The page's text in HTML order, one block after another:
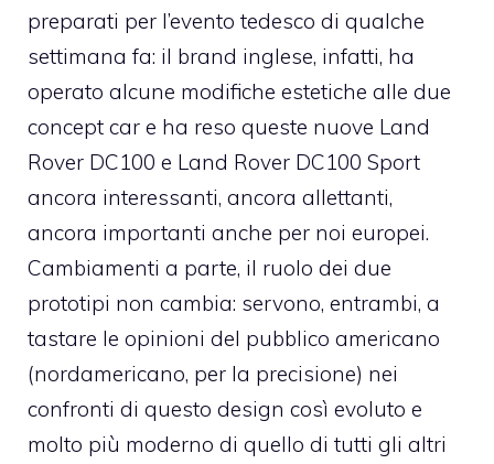
preparati per l’evento tedesco di qualche
settimana fa: il brand inglese, infatti, ha
operato alcune modifiche estetiche alle due
concept car e ha reso queste nuove Land
Rover DC100 e Land Rover DC100 Sport
ancora interessanti, ancora allettanti,
ancora importanti anche per noi europei.
Cambiamenti a parte, il ruolo dei due
prototipi non cambia: servono, entrambi, a
tastare le opinioni del pubblico americano
(nordamericano, per la precisione) nei
confronti di questo design così evoluto e
molto più moderno di quello di tutti gli altri